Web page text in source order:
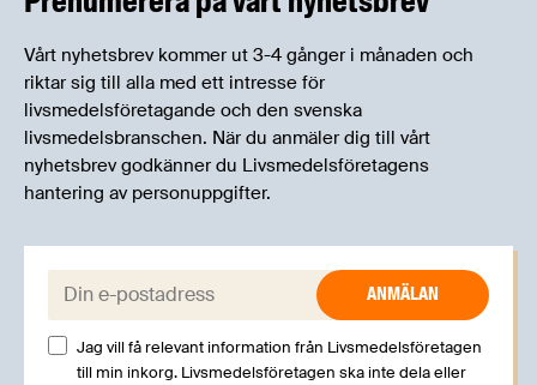
Vårt nyhetsbrev kommer ut 3-4 gånger i månaden och
riktar sig till alla med ett intresse för
livsmedelsföretagande och den svenska
livsmedelsbranschen. När du anmäler dig till vårt
nyhetsbrev godkänner du Livsmedelsföretagens
hantering av personuppgifter.
E-post:
Jag vill få relevant information från Livsmedelsföretagen
till min inkorg. Livsmedelsföretagen ska inte dela eller